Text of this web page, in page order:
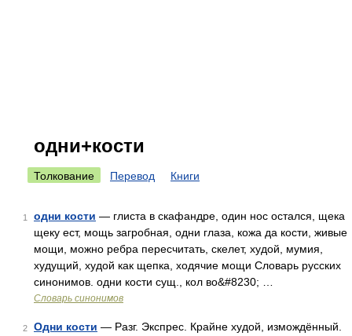
одни+кости
Толкование Перевод Книги
1 одни кости — глиста в скафандре, один нос остался, щека
щеку ест, мощь загробная, одни глаза, кожа да кости, живые
мощи, можно ребра пересчитать, скелет, худой, мумия,
худущий, худой как щепка, ходячие мощи Словарь русских
синонимов. одни кости сущ., кол во&#8230; …
Словарь синонимов
2 Одни кости — Разг. Экспрес. Крайне худой, измождённый.